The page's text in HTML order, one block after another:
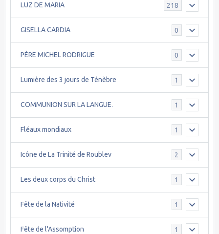
LUZ DE MARIA 218
GISELLA CARDIA 0
PÈRE MICHEL RODRIGUE 0
Lumière des 3 jours de Ténèbre 1
COMMUNION SUR LA LANGUE. 1
Fléaux mondiaux 1
Icône de La Trinité de Roublev 2
Les deux corps du Christ 1
Fête de la Nativité 1
Fête de l'Assomption 1